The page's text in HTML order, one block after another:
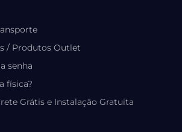
/ Produtos Outlet
senha
física?
Grátis e Instalação Gratuita